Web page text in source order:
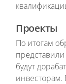
Проекты
По итогам
будут
инвесторам.